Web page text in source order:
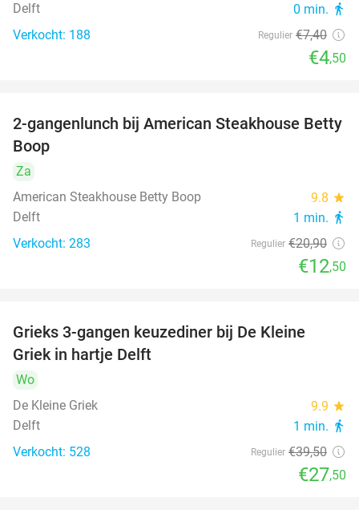
Delft 0 min. directions_walk
Verkocht: 188 Regulier €7,40
€4,50
40%
2-gangenlunch bij American Steakhouse Betty
Boop
Za
American Steakhouse Betty Boop
9.8 star
Delft 1 min. directions_walk
Verkocht: 283 Regulier €20,90
€12,50
Grieks 3-gangen keuzediner bij De Kleine
Griek in hartje Delft
Wo
De Kleine Griek
9.9 star
Delft 1 min. directions_walk
Verkocht: 528 Regulier €39,50
€27,50